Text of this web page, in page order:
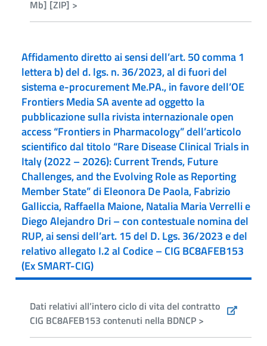
Mb] [ZIP] >
Affidamento diretto ai sensi dell’art. 50 comma 1
lettera b) del d. lgs. n. 36/2023, al di fuori del
sistema e-procurement Me.PA., in favore dell’OE
Frontiers Media SA avente ad oggetto la
pubblicazione sulla rivista internazionale open
access “Frontiers in Pharmacology” dell’articolo
scientifico dal titolo “Rare Disease Clinical Trials in
Italy (2022 – 2026): Current Trends, Future
Challenges, and the Evolving Role as Reporting
Member State” di Eleonora De Paola, Fabrizio
Galliccia, Raffaella Maione, Natalia Maria Verrelli e
Diego Alejandro Dri – con contestuale nomina del
RUP, ai sensi dell’art. 15 del D. Lgs. 36/2023 e del
relativo allegato I.2 al Codice – CIG BC8AFEB153
(Ex SMART-CIG)
Dati relativi all’intero ciclo di vita del contratto
CIG BC8AFEB153 contenuti nella BDNCP >